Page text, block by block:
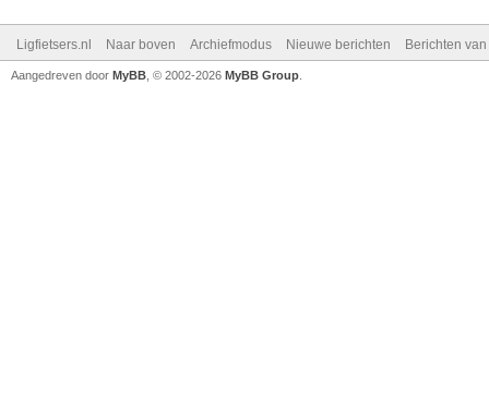
Ligfietsers.nl Naar boven Archiefmodus Nieuwe berichten Berichten
Aangedreven door MyBB , © 2002-2026 MyBB Group